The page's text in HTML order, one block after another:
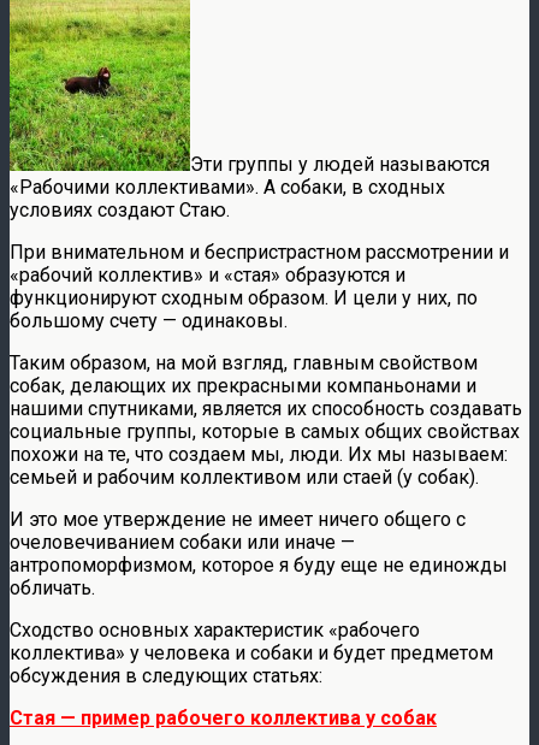
Эти группы у людей называются
«Рабочими коллективами». А собаки, в сходных
условиях создают Стаю.
При внимательном и беспристрастном рассмотрении и
«рабочий коллектив» и «стая» образуются и
функционируют сходным образом. И цели у них, по
большому счету — одинаковы.
Таким образом, на мой взгляд, главным свойством
собак, делающих их прекрасными компаньонами и
нашими спутниками, является их способность создавать
социальные группы, которые в самых общих свойствах
похожи на те, что создаем мы, люди. Их мы называем:
семьей и рабочим коллективом или стаей (у собак).
И это мое утверждение не имеет ничего общего с
очеловечиванием собаки или иначе —
антропоморфизмом, которое я буду еще не единожды
обличать.
Сходство основных характеристик «рабочего
коллектива» у человека и собаки и будет предметом
обсуждения в следующих статьях:
Стая — пример рабочего коллектива у собак